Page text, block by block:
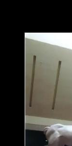
進一步